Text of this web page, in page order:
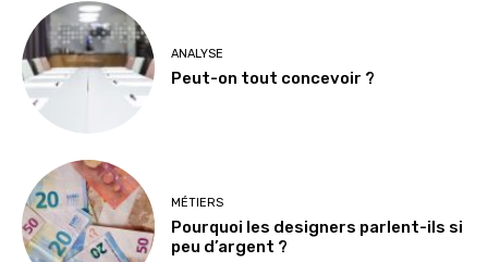
ANALYSE
Peut-on tout concevoir ?
MÉTIERS
Pourquoi les designers parlent-ils si
peu d’argent ?